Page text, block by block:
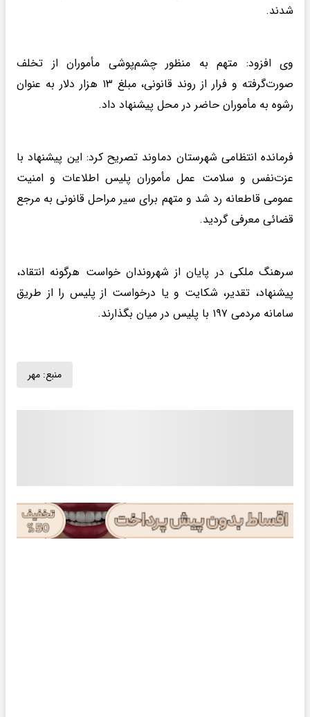
شدند.
وی افزود: متهم به منظور چشم‌پوشی مأموران از تخلف
صورت‌گرفته و فرار از روند قانونی، مبلغ ۱۳ هزار دلار به عنوان
رشوه به مأموران حاضر در محل پیشنهاد داد.
فرمانده انتظامی شهرستان دماوند تصریح کرد: این پیشنهاد با
عزت‌نفس و سلامت عمل مأموران پلیس اطلاعات و امنیت
عمومی قاطعانه رد شد و متهم برای سیر مراحل قانونی به مرجع
قضائی معرفی گردید.
سرهنگ ملکی در پایان از شهروندان خواست هرگونه انتقاد،
پیشنهاد، تقدیر، شکایت و یا درخواست از پلیس را از طریق
سامانه مردمی ۱۹۷ با پلیس در میان بگذارند.
منبع: مهر